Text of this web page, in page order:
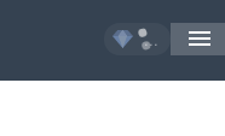
...